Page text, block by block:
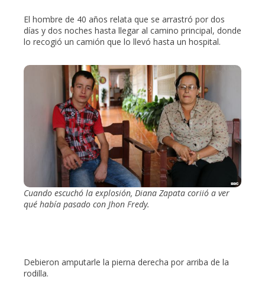
El hombre de 40 años relata que se arrastró por dos
días y dos noches hasta llegar al camino principal, donde
lo recogió un camión que lo llevó hasta un hospital.
Cuando escuchó la explosión, Diana Zapata coriió a ver
qué había pasado con Jhon Fredy.
Debieron amputarle la pierna derecha por arriba de la
rodilla.